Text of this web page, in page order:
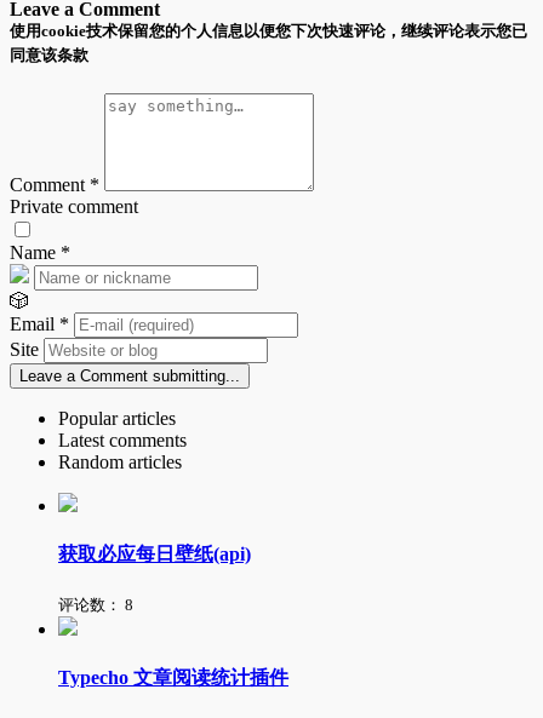
Leave a Comment
使用cookie技术保留您的个人信息以便您下次快速评论，继续评论表示您已
同意该条款
Comment *
Private comment
Name *
🎲
Email *
Site
Leave a Comment submitting...
Popular articles
Latest comments
Random articles
获取必应每日壁纸(api)
评论数： 8
Typecho 文章阅读统计插件